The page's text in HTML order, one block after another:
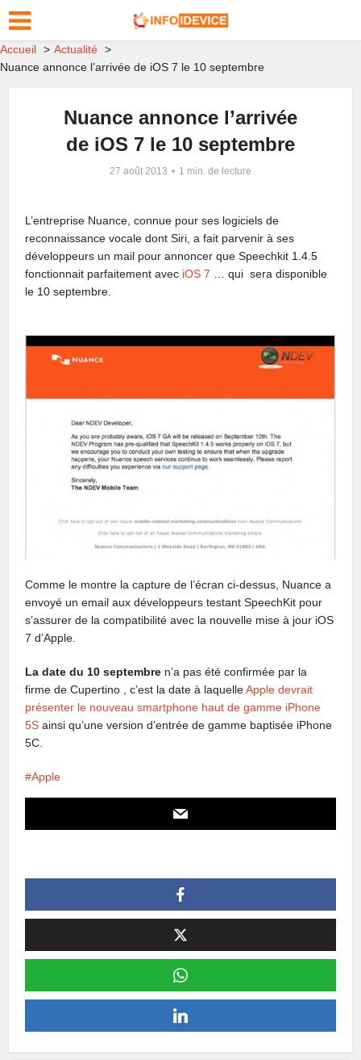
Accueil
Actualité
Nuance annonce l’arrivée de iOS 7 le 10 septembre
Nuance annonce l’arrivée
de iOS 7 le 10 septembre
27 août 2013 1 min. de lecture
L’entreprise Nuance, connue pour ses logiciels de
reconnaissance vocale dont Siri, a fait parvenir à ses
développeurs un mail pour annoncer que Speechkit 1.4.5
fonctionnait parfaitement avec iOS 7 … qui sera disponible
le 10 septembre.
Comme le montre la capture de l’écran ci-dessus, Nuance a
envoyé un email aux développeurs testant SpeechKit pour
s’assurer de la compatibilité avec la nouvelle mise à jour iOS
7 d’Apple.
La date du 10 septembre n’a pas été confirmée par la
firme de Cupertino , c’est la date à laquelleApple devrait
présenter le nouveau smartphone haut de gamme iPhone
5S ainsi qu’une version d’entrée de gamme baptisée iPhone
5C.
Apple